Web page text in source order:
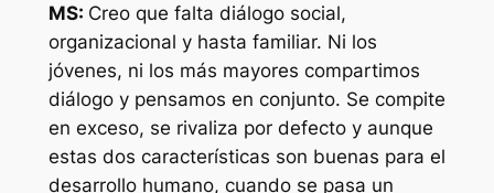
MS: Creo que falta diálogo social,
organizacional y hasta familiar. Ni los
jóvenes, ni los más mayores compartimos
diálogo y pensamos en conjunto. Se compite
en exceso, se rivaliza por defecto y aunque
estas dos características son buenas para el
desarrollo humano, cuando se pasa un